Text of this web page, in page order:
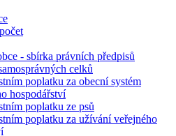
- sbírka právních předpisů
celků
poplatku za obecní systém
hospodářství
poplatku ze psů
poplatku za užívání veřejného